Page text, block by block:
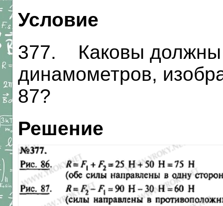
Условие
377. Каковы должны
динамометров,
87?
Решение